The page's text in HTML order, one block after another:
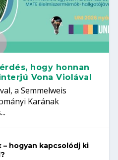
hogy honnan
Vona Violával
a Semmelweis
Karának
hogyan kapcsolódj ki